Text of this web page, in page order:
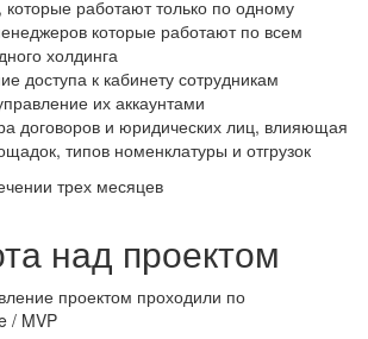
работают только по одному
которые работают по всем
холдинга
доступа к кабинету сотрудникам
их аккаунтами
договоров и юридических лиц, влияющая
типов номенклатуры и отгрузок
трех месяцев
над проектом
проектом проходили по
/ MVP